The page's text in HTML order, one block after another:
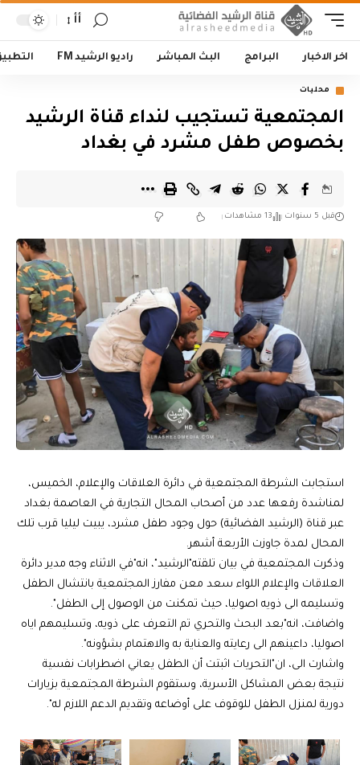
أأ
اخر الاخبار البرامج البث المباشر راديو الرشيد FM
محليات
المجتمعية تستجيب لنداء قناة الرشيد
بخصوص طفل مشرد في بغداد
قبل 5 سنوات 13 مشاهدات
استجابت الشرطة المجتمعية في دائرة العلاقات والإعلام، الخميس،
لمناشدة رفعها عدد من أصحاب المحال التجارية في العاصمة بغداد
عبر قناة (الرشيد الفضائية) حول وجود طفل مشرد، يبيت ليليا قرب تلك
المحال لمدة جاوزت الأربعة أشهر.
وذكرت المجتمعية في بيان تلقته"الرشيد"، انه"في الاثناء وجه مدير دائرة
العلاقات والإعلام اللواء سعد معن مفارز المجتمعية بانتشال الطفل
وتسليمه الى ذويه اصوليا، حيث تمكنت من الوصول إلى الطفل".
واضافت، انه"بعد البحث والتحري تم التعرف على ذويه، وتسليمهم اياه
اصوليا، داعينهم الى رعايته والعناية به والاهتمام بشؤونه".
واشارت الى، ان"التحريات اثبتت أن الطفل يعاني اضطرابات نفسية
نتيجة بعض المشاكل الأسرية، وستقوم الشرطة المجتمعية بزيارات
دورية لمنزل الطفل للوقوف على أوضاعه وتقديم الدعم اللازم له".